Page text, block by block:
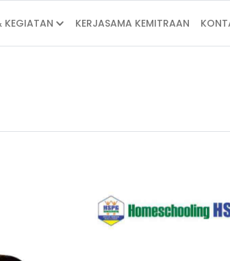
KEGIATAN KERJASAMA KEMITRAAN